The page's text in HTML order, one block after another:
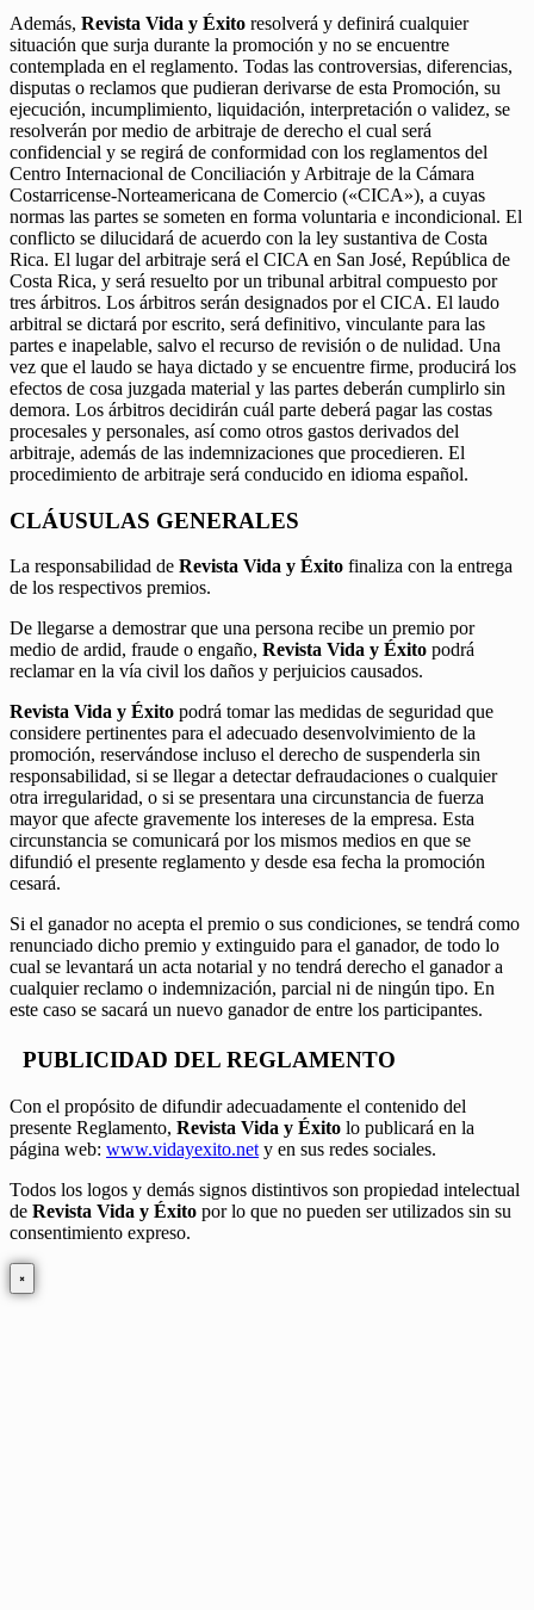
Además, Revista Vida y Éxito resolverá y definirá cualquier
situación que surja durante la promoción y no se encuentre
contemplada en el reglamento. Todas las controversias, diferencias,
disputas o reclamos que pudieran derivarse de esta Promoción, su
ejecución, incumplimiento, liquidación, interpretación o validez, se
resolverán por medio de arbitraje de derecho el cual será
confidencial y se regirá de conformidad con los reglamentos del
Centro Internacional de Conciliación y Arbitraje de la Cámara
Costarricense-Norteamericana de Comercio («CICA»), a cuyas
normas las partes se someten en forma voluntaria e incondicional. El
conflicto se dilucidará de acuerdo con la ley sustantiva de Costa
Rica. El lugar del arbitraje será el CICA en San José, República de
Costa Rica, y será resuelto por un tribunal arbitral compuesto por
tres árbitros. Los árbitros serán designados por el CICA. El laudo
arbitral se dictará por escrito, será definitivo, vinculante para las
partes e inapelable, salvo el recurso de revisión o de nulidad. Una
vez que el laudo se haya dictado y se encuentre firme, producirá los
efectos de cosa juzgada material y las partes deberán cumplirlo sin
demora. Los árbitros decidirán cuál parte deberá pagar las costas
procesales y personales, así como otros gastos derivados del
arbitraje, además de las indemnizaciones que procedieren. El
procedimiento de arbitraje será conducido en idioma español.
CLÁUSULAS GENERALES
La responsabilidad de Revista Vida y Éxito finaliza con la entrega
de los respectivos premios.
De llegarse a demostrar que una persona recibe un premio por
medio de ardid, fraude o engaño, Revista Vida y Éxito podrá
reclamar en la vía civil los daños y perjuicios causados.
Revista Vida y Éxito podrá tomar las medidas de seguridad que
considere pertinentes para el adecuado desenvolvimiento de la
promoción, reservándose incluso el derecho de suspenderla sin
responsabilidad, si se llegar a detectar defraudaciones o cualquier
otra irregularidad, o si se presentara una circunstancia de fuerza
mayor que afecte gravemente los intereses de la empresa. Esta
circunstancia se comunicará por los mismos medios en que se
difundió el presente reglamento y desde esa fecha la promoción
cesará.
Si el ganador no acepta el premio o sus condiciones, se tendrá como
renunciado dicho premio y extinguido para el ganador, de todo lo
cual se levantará un acta notarial y no tendrá derecho el ganador a
cualquier reclamo o indemnización, parcial ni de ningún tipo. En
este caso se sacará un nuevo ganador de entre los participantes.
PUBLICIDAD DEL REGLAMENTO
Con el propósito de difundir adecuadamente el contenido del
presente Reglamento, Revista Vida y Éxito lo publicará en la
página web: www.vidayexito.net y en sus redes sociales.
Todos los logos y demás signos distintivos son propiedad intelectual
de Revista Vida y Éxito por lo que no pueden ser utilizados sin su
consentimiento expreso.
×